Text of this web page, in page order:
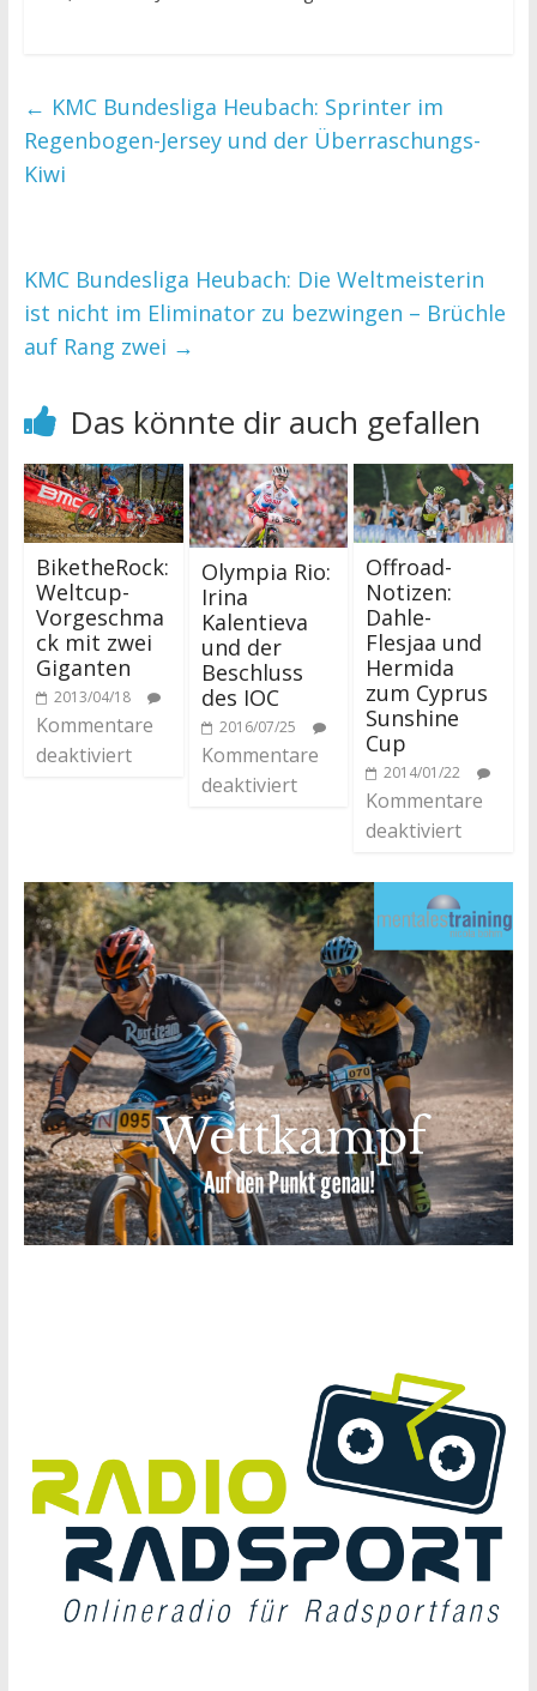
← KMC Bundesliga Heubach: Sprinter im
Regenbogen-Jersey und der Überraschungs-
Kiwi
KMC Bundesliga Heubach: Die Weltmeisterin
ist nicht im Eliminator zu bezwingen – Brüchle
auf Rang zwei →
Das könnte dir auch gefallen
BiketheRock:
Weltcup-
Vorgeschma
ck mit zwei
Giganten
2013/04/18
Kommentare
deaktiviert
Olympia Rio:
Irina
Kalentieva
und der
Beschluss
des IOC
2016/07/25
Kommentare
deaktiviert
Offroad-
Notizen:
Dahle-
Flesjaa und
Hermida
zum Cyprus
Sunshine
Cup
2014/01/22
Kommentare
deaktiviert